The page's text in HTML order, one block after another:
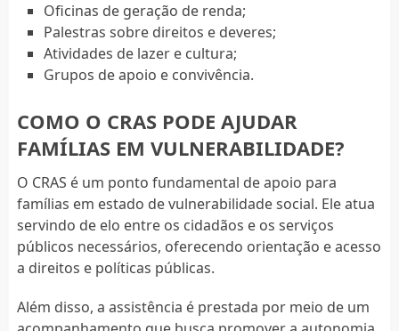
Oficinas de geração de renda;
Palestras sobre direitos e deveres;
Atividades de lazer e cultura;
Grupos de apoio e convivência.
COMO O CRAS PODE AJUDAR
FAMÍLIAS EM VULNERABILIDADE?
O CRAS é um ponto fundamental de apoio para
famílias em estado de vulnerabilidade social. Ele atua
servindo de elo entre os cidadãos e os serviços
públicos necessários, oferecendo orientação e acesso
a direitos e políticas públicas.
Além disso, a assistência é prestada por meio de um